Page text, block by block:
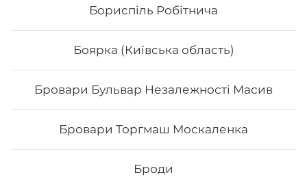
Бориспіль Робітнича
Боярка (Київська область)
Бровари Бульвар Незалежності Масив
Бровари Торгмаш Москаленка
Броди
Сет «Хокі»
Філадельфія з авокадо Філадельфія з тунцем 0,5